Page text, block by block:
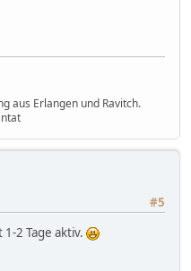
aus Erlangen und Ravitch.
#5
2 Tage aktiv.